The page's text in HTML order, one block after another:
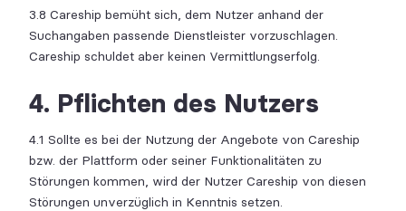
3.8 Careship bemüht sich, dem Nutzer anhand der
Suchangaben passende Dienstleister vorzuschlagen.
Careship schuldet aber keinen Vermittlungserfolg.
4. Pflichten des Nutzers
4.1 Sollte es bei der Nutzung der Angebote von Careship
bzw. der Plattform oder seiner Funktionalitäten zu
Störungen kommen, wird der Nutzer Careship von diesen
Störungen unverzüglich in Kenntnis setzen.